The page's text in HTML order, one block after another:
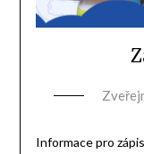
Informace pro